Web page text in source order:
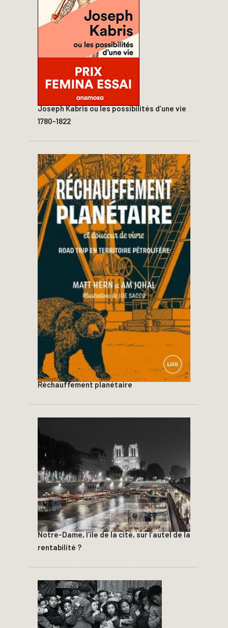
Joseph Kabris ou les possibilités d’une vie
1780-1822
Réchauffement planétaire
Notre-Dame, l’île de la cité, sur l’autel de la
rentabilité ?